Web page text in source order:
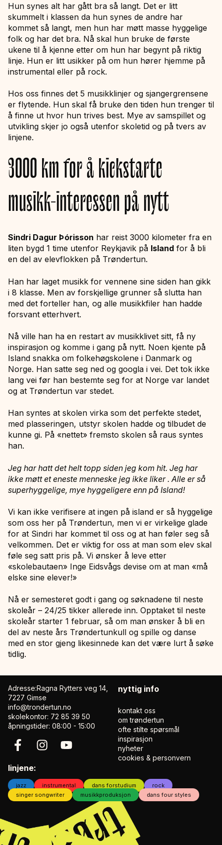
Hun synes alt har gått bra så langt. Det er litt
skummelt i klassen da hun synes de andre har
kommet så langt, men hun har møtt masse hyggelige
folk og har det bra. Nå skal hun bruke de første
ukene til å kjenne etter om hun har begynt på riktig
linje. Hun er litt usikker på om hun hører hjemme på
instrumental eller på rock.
Hos oss finnes det 5 musikklinjer og sjangergrensene
er flytende. Hun skal få bruke den tiden hun trenger til
å finne ut hvor hun trives best. Mye av samspillet og
utvikling skjer jo også utenfor skoletid og på tvers av
linjene.
3000 km for å kickstarte
musikk-interessen på nytt
Sindri Dagur Þórisson har reist 3000 kilometer fra en
liten bygd 1 time utenfor Reykjavik på Island for å bli
en del av elevflokken på Trøndertun.
Han har laget musikk for vennene sine siden han gikk
i 8 klasse. Men av forskjellige grunner så slutta han
med det forteller han, og alle musikkfiler han hadde
forsvant etterhvert.
Nå ville han ha en restart av musikklivet sitt, få ny
inspirasjon og komme i gang på nytt. Noen kjente på
Island snakka om folkehøgskolene i Danmark og
Norge. Han satte seg ned og googla i vei. Det tok ikke
lang vei før han bestemte seg for at Norge var landet
og at Trøndertun var stedet.
Han syntes at skolen virka som det perfekte stedet,
med plasseringen, utstyr skolen hadde og tilbudet de
kunne gi. På «nettet» fremsto skolen så raus syntes
han.
Jeg har hatt det helt topp siden jeg kom hit. Jeg har
ikke møtt et eneste menneske jeg ikke liker . Alle er så
superhyggelige, mye hyggeligere enn på Island!
Vi kan ikke verifisere at ingen på island er så hyggelige
som oss her på Trøndertun, men vi er virkelige glade
for at Sindri har kommet til oss og at han føler seg så
velkommen. Det er viktig for oss at man som elev skal
føle seg satt pris på. Vi ønsker å leve etter
«skolebautaen» Inge Eidsvågs devise om at man «må
elske sine elever!»
Nå er semesteret godt i gang og søknadene til neste
skoleår – 24/25 tikker allerede inn. Opptaket til neste
skoleår starter 1 februar, så om man ønsker å bli en
del av neste års Trøndertunkull og spille og danse
med en stor gjeng likesinnede kan det være lurt å søke
tidlig.
Adresse:Ragna Rytters veg 14,
7227 Gimse
info@trondertun.no
skolekontor: 72 85 39 50
åpningstider: 08:00 - 15:00
nyttig info
kontakt oss
om trøndertun
ofte stilte spørsmål
inspirasjon
nyheter
cookies & personvern
linjene:
jazz instrumental dans forstudium
rock
singer songwriter
musikkproduksjon dans four styles